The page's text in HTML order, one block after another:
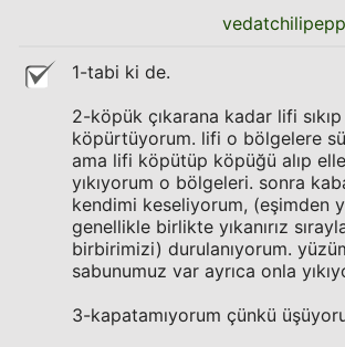
1-tabi ki de.
2-köpük çıkarana kadar lifi sıkıp
köpürtüyorum. lifi o bölgelere
ama lifi köpütüp köpüğü alıp
yıkıyorum o bölgeleri. sonra
kendimi keseliyorum, (eşimden
genellikle birlikte yıkanırız
birbirimizi) durulanıyorum.
sabunumuz var ayrıca onla
3-kapatamıyorum çünkü